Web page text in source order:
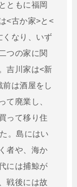
ともに福岡
<古か家>と<
くなり、いず
つの家に関
吉川家は<新
前は酒屋をし
て廃業し、
って移り住
。島にはい
者や、海か
には捕鯨が
戦後には故